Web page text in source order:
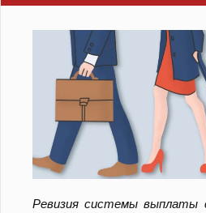
Ревизия системы выплаты